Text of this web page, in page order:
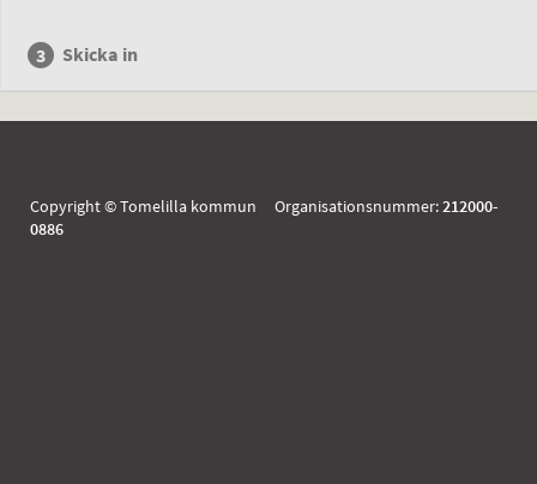
Skicka in
Copyright © Tomelilla kommun Organisationsnummer:212000-
0886